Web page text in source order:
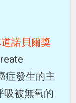
諾貝爾獎
症發生的主
吸被無氧的